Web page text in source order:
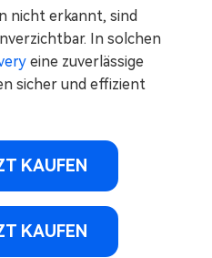
nicht erkannt, sind
In solchen
eine zuverlässige
sicher und effizient
KAUFEN
KAUFEN